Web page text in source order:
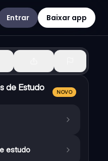
Entrar Baixar app
de Estudo
NOVO
estudo